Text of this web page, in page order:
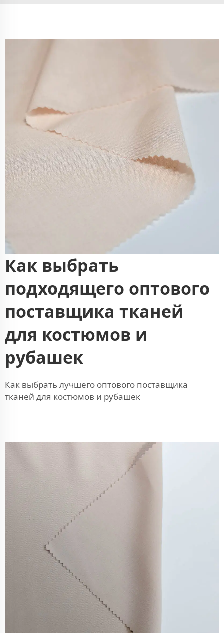
Как выбрать
подходящего оптового
поставщика тканей
для костюмов и
рубашек
Как выбрать лучшего оптового поставщика
тканей для костюмов и рубашек